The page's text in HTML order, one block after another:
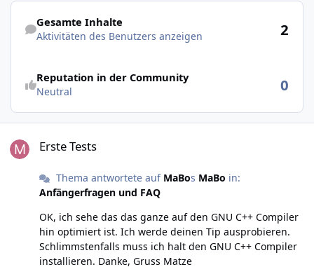
Aktivitäten des Benutzers anzeigen
Gesamte Inhalte
Aktivitäten des Benutzers anzeigen 2
Reputation in der Community
Neutral 0
Erste Tests
Thema antwortete auf MaBos MaBo in:
Anfängerfragen und FAQ
OK, ich sehe das das ganze auf den GNU C++ Compiler
hin optimiert ist. Ich werde deinen Tip ausprobieren.
Schlimmstenfalls muss ich halt den GNU C++ Compiler
installieren. Danke, Gruss Matze